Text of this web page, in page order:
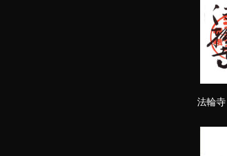
法輪